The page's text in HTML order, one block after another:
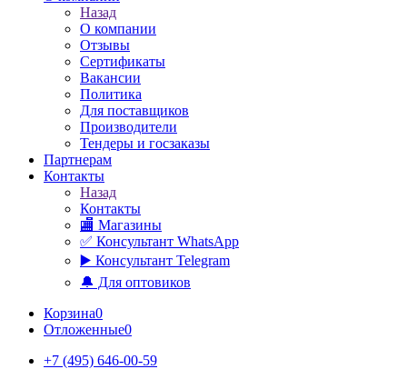
Назад
О компании
Отзывы
Сертификаты
Вакансии
Политика
Для поставщиков
Производители
Тендеры и госзаказы
Партнерам
Контакты
Назад
Контакты
🏬 Магазины
✅️ Консультант WhatsApp
▶️ Консультант Telegram
🔔 Для оптовиков
Корзина0
Отложенные0
+7 (495) 646-00-59